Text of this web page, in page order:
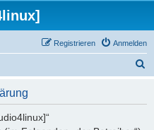
Anmelden
Registrieren